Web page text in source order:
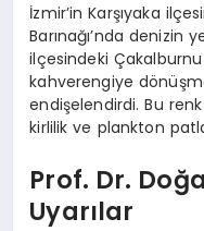
İzmir’in Karşıyaka
Barınağı’nda denizin
ilçesindeki
kahverengiye
endişelendirdi. Bu
kirlilik ve plankton
Prof. Dr.
Uyarılar